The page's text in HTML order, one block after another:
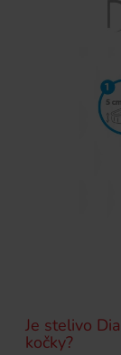
Je stelivo
kočky?